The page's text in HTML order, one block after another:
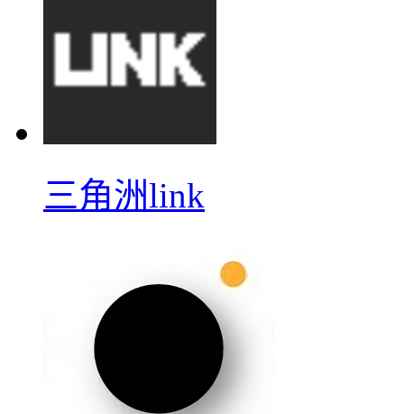
三角洲link